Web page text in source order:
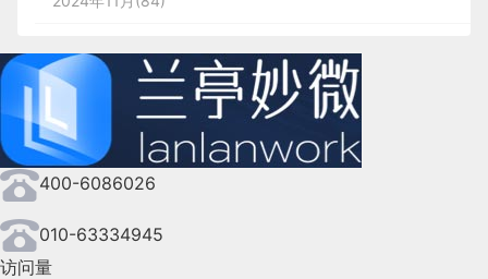
2024年9月(144)
2024年8月(164)
2024年7月(107)
2024年6月(63)
400-6086026
010-63334945
访问量